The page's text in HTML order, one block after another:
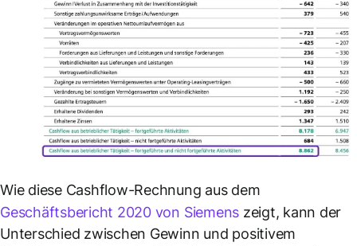
Wie diese Cashflow-Rechnung aus dem
Geschäftsbericht 2020 von Siemens zeigt, kann der
Unterschied zwischen Gewinn und positivem